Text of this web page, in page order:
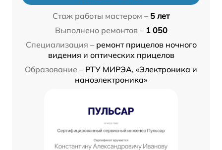
Стаж работы мастером – 5 лет
Выполнено ремонтов – 1 050
Специализация – ремонт прицелов ночного
видения и оптических прицелов
Образование – РТУ МИРЭА, «Электроника и
наноэлектроника»